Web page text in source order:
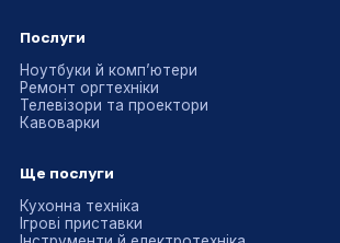
Послуги
Ноутбуки й комп’ютери
Ремонт оргтехніки
Телевізори та проектори
Кавоварки
Ще послуги
Кухонна техніка
Ігрові приставки